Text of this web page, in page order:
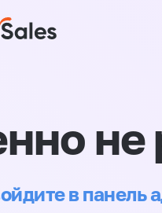
не
в панель